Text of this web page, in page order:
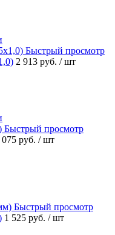
Быстрый просмотр
2 913 руб. / шт
Быстрый просмотр
075 руб. / шт
Быстрый просмотр
1 525 руб. / шт